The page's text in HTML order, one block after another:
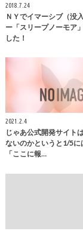
2018.7.24
ＮＹでイマーシブ（没
ー「スリープノーモア
した！
2021.2.4
じゃあ公式開発サイト
ないのかというと1/5に
「ここに報…